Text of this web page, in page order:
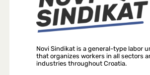
Novi Sindikat is a general-type labor
that organizes workers in all sectors
industries throughout Croatia.